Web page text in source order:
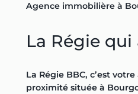
Agence immobilière à
La Régie
La Régie BBC, c’est
proximité située à